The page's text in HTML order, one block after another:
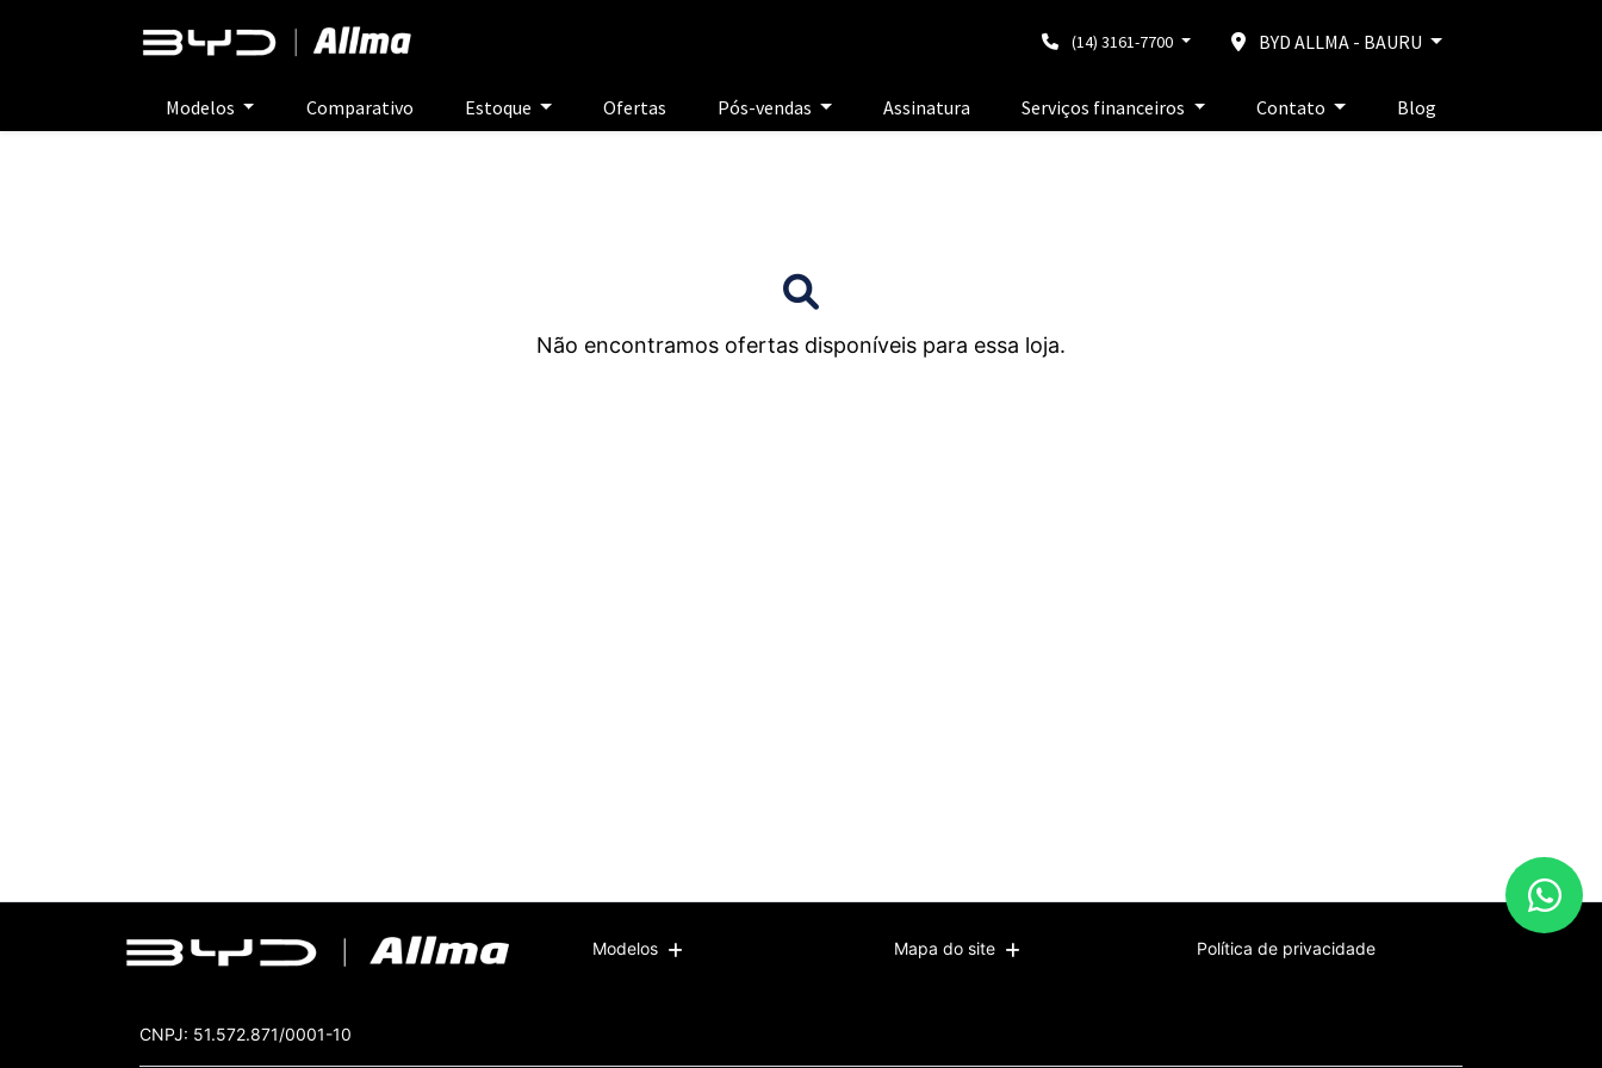
(14) 3161-7700 BYD ALLMA - BAURU
Modelos Comparativo Estoque Ofertas Pós-vendas Assinatura Serviços financeiros Contato Blog
Não encontramos ofertas disponíveis para essa loja.
Modelos Mapa do site Política de privacidade
CNPJ: 51.572.871/0001-10